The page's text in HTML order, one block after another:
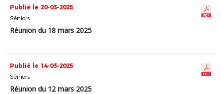
Publié le 20-03-2025
Séniors
Réunion du 18 mars 2025
Publié le 14-03-2025
Séniors
Réunion du 12 mars 2025